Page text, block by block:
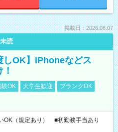
掲載日：2026.08.07
未読
しOK】iPhoneなどス
験OK 大学生歓迎
ブランクOK
（規定あり） ■初勤務手当あり